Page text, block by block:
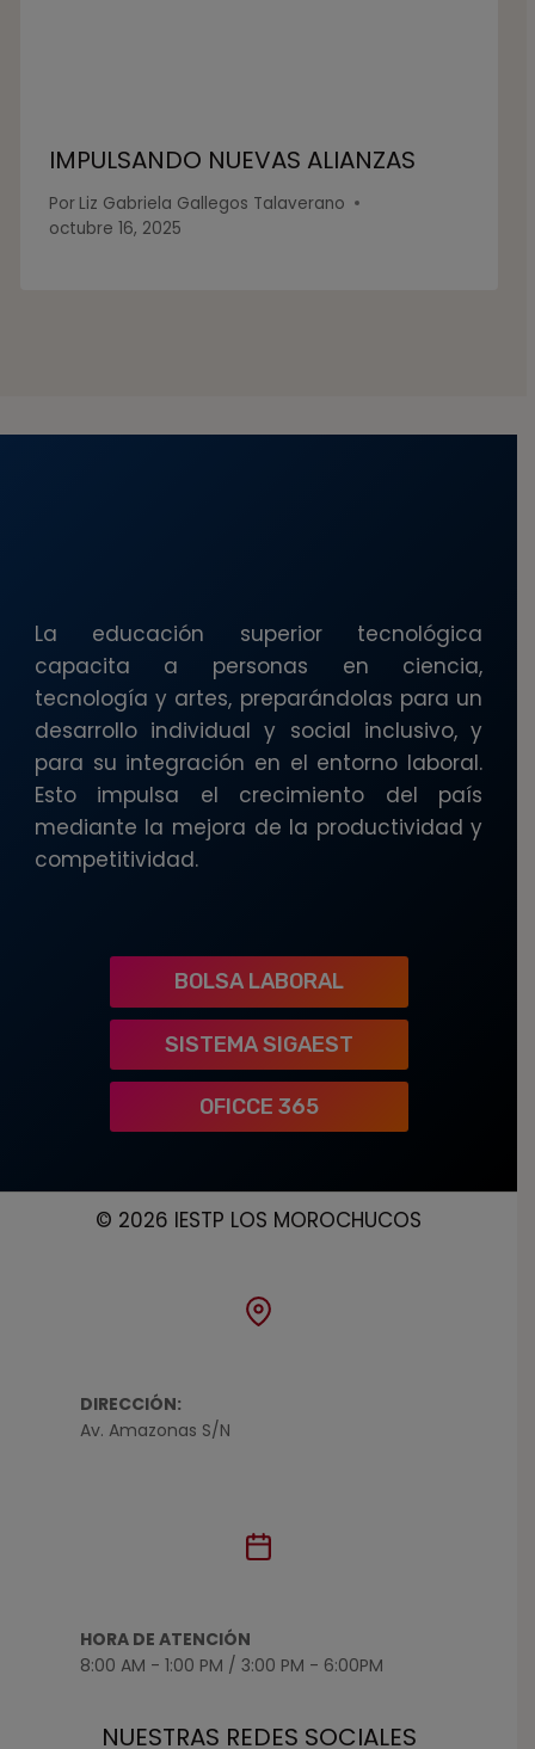
IMPULSANDO NUEVAS ALIANZAS
Por Liz Gabriela Gallegos Talaverano
octubre 16, 2025
La educación superior tecnológica
capacita a personas en ciencia,
tecnología y artes, preparándolas para un
desarrollo individual y social inclusivo, y
para su integración en el entorno laboral.
Esto impulsa el crecimiento del país
mediante la mejora de la productividad y
competitividad.
BOLSA LABORAL
SISTEMA SIGAEST
OFICCE 365
© 2026 IESTP LOS MOROCHUCOS
DIRECCIÓN:
Av. Amazonas S/N
HORA DE ATENCIÓN
8:00 AM - 1:00 PM / 3:00 PM - 6:00PM
NUESTRAS REDES SOCIALES